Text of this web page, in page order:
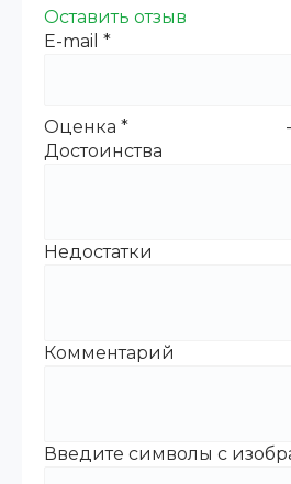
Оставить отзыв
E-mail *
Оценка *
Достоинства
Недостатки
Комментарий
Введите символы с